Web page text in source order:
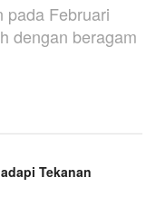
pada Februari
dengan beragam
Tekanan